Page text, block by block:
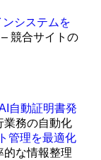
システムを
– 競合サイトの
自動証明書発
業務の自動化
管理を最適化
的な情報整理